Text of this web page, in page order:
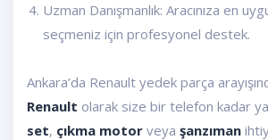
Uzman Danışmanlık: Aracınıza en
seçmeniz için profesyonel destek.
Ankara’da Renault yedek parça
Renault olarak size bir telefon kadar
set, çıkma motor veya şanzıman